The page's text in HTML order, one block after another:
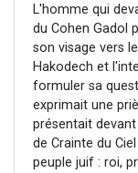
L'homme qui
du Cohen Gadol
son visage vers
Hakodech et
formuler sa
exprimait une
présentait
de Crainte du
peuple juif : roi,